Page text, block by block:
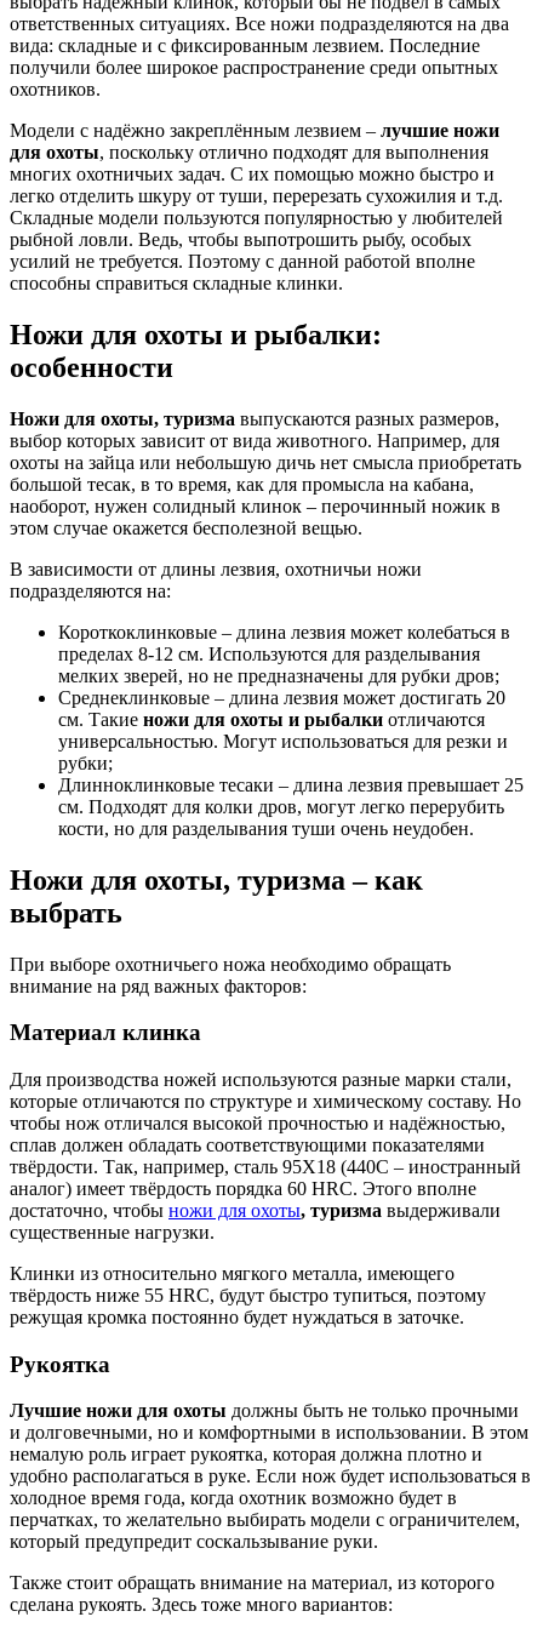
ответственных ситуациях. Все ножи подразделяются на два
вида: складные и с фиксированным лезвием. Последние
получили более широкое распространение среди опытных
охотников.
Модели с надёжно закреплённым лезвием – лучшие ножи
для охоты, поскольку отлично подходят для выполнения
многих охотничьих задач. С их помощью можно быстро и
легко отделить шкуру от туши, перерезать сухожилия и т.д.
Складные модели пользуются популярностью у любителей
рыбной ловли. Ведь, чтобы выпотрошить рыбу, особых
усилий не требуется. Поэтому с данной работой вполне
способны справиться складные клинки.
Ножи для охоты и рыбалки:
особенности
Ножи для охоты, туризма выпускаются разных размеров,
выбор которых зависит от вида животного. Например, для
охоты на зайца или небольшую дичь нет смысла приобретать
большой тесак, в то время, как для промысла на кабана,
наоборот, нужен солидный клинок – перочинный ножик в
этом случае окажется бесполезной вещью.
В зависимости от длины лезвия, охотничьи ножи
подразделяются на:
Короткоклинковые – длина лезвия может колебаться в
пределах 8-12 см. Используются для разделывания
мелких зверей, но не предназначены для рубки дров;
Среднеклинковые – длина лезвия может достигать 20
см. Такие ножи для охоты и рыбалки отличаются
универсальностью. Могут использоваться для резки и
рубки;
Длинноклинковые тесаки – длина лезвия превышает 25
см. Подходят для колки дров, могут легко перерубить
кости, но для разделывания туши очень неудобен.
Ножи для охоты, туризма – как
выбрать
При выборе охотничьего ножа необходимо обращать
внимание на ряд важных факторов:
Материал клинка
Для производства ножей используются разные марки стали,
которые отличаются по структуре и химическому составу. Но
чтобы нож отличался высокой прочностью и надёжностью,
сплав должен обладать соответствующими показателями
твёрдости. Так, например, сталь 95Х18 (440С – иностранный
аналог) имеет твёрдость порядка 60 HRC. Этого вполне
достаточно, чтобы ножи для охоты, туризма выдерживали
существенные нагрузки.
Клинки из относительно мягкого металла, имеющего
твёрдость ниже 55 HRC, будут быстро тупиться, поэтому
режущая кромка постоянно будет нуждаться в заточке.
Рукоятка
Лучшие ножи для охоты должны быть не только прочными
и долговечными, но и комфортными в использовании. В этом
немалую роль играет рукоятка, которая должна плотно и
удобно располагаться в руке. Если нож будет использоваться в
холодное время года, когда охотник возможно будет в
перчатках, то желательно выбирать модели с ограничителем,
который предупредит соскальзывание руки.
Также стоит обращать внимание на материал, из которого
сделана рукоять. Здесь тоже много вариантов: